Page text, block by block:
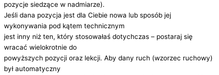
pozycje siedzące w nadmiarze).
Jeśli dana pozycja jest dla Ciebie nowa lub sposób jej
wykonywania pod kątem technicznym
jest inny niż ten, który stosowałaś dotychczas – postaraj się
wracać wielokrotnie do
powyższych pozycji oraz lekcji. Aby dany ruch (wzorzec ruchowy)
był automatyczny